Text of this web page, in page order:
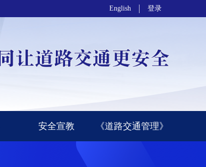
English 登录
安全宣教 《道路交通管理》